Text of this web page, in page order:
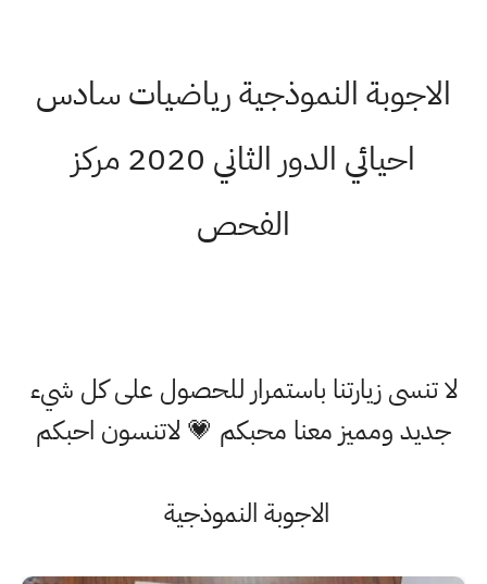
الاجوبة النموذجية رياضيات سادس
احيائي الدور الثاني 2020 مركز
الفحص
لا تنسى زيارتنا باستمرار للحصول على كل شيء
جديد ومميز معنا محبكم 💗 لاتنسون احبكم
الاجوبة النموذجية